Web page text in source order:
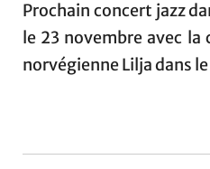
Prochain concert jazz
le 23 novembre avec
norvégienne Lilja dans